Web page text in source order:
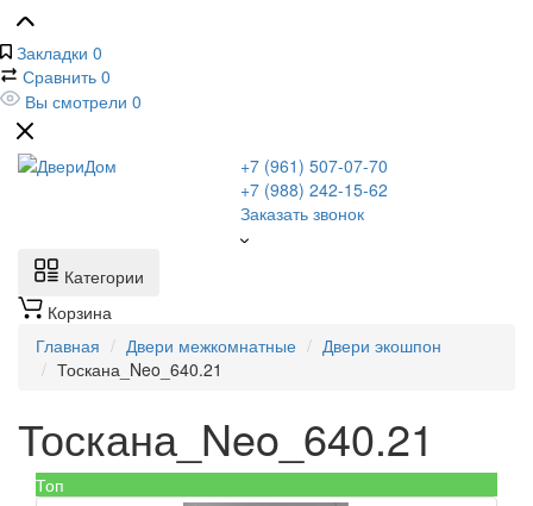
Закладки 0
Сравнить 0
Вы смотрели 0
+7 (961) 507-07-70
+7 (988) 242-15-62
Заказать звонок
Категории
Корзина
Главная
Двери межкомнатные
Двери экошпон
Тоскана_Neo_640.21
Тоскана_Neo_640.21
Топ